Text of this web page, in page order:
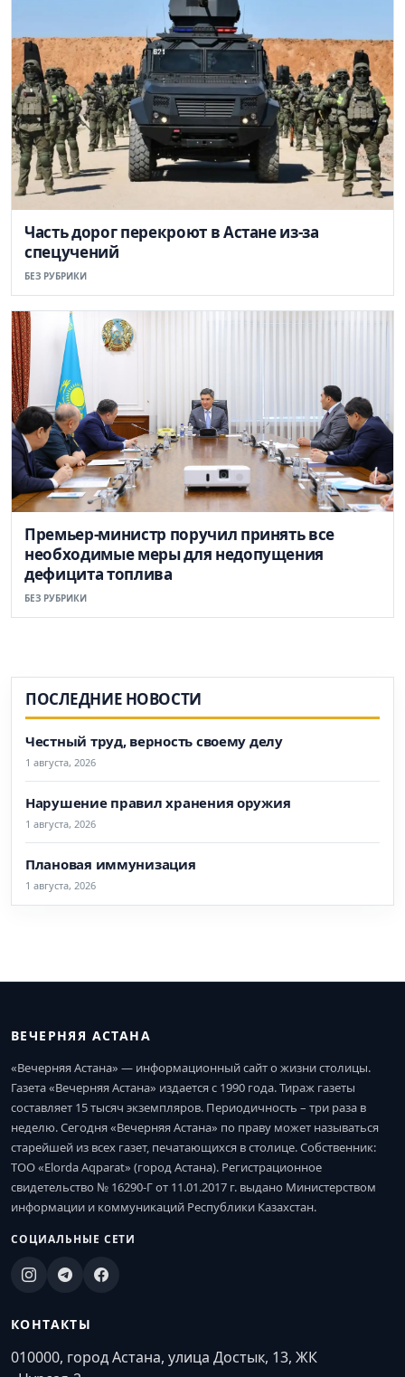
Часть дорог перекроют в Астане из-за
спецучений
БЕЗ РУБРИКИ
Премьер-министр поручил принять все
необходимые меры для недопущения
дефицита топлива
БЕЗ РУБРИКИ
ПОСЛЕДНИЕ НОВОСТИ
Честный труд, верность своему делу
1 августа, 2026
Нарушение правил хранения оружия
1 августа, 2026
Плановая иммунизация
1 августа, 2026
ВЕЧЕРНЯЯ АСТАНА
«Вечерняя Астана» — информационный сайт о жизни столицы.
Газета «Вечерняя Астана» издается с 1990 года. Тираж газеты
составляет 15 тысяч экземпляров. Периодичность – три раза в
неделю. Сегодня «Вечерняя Астана» по праву может называться
старейшей из всех газет, печатающихся в столице. Собственник:
ТОО «Elorda Aqparat» (город Астана). Регистрационное
свидетельство № 16290-Г от 11.01.2017 г. выдано Министерством
информации и коммуникаций Республики Казахстан.
СОЦИАЛЬНЫЕ СЕТИ
КОНТАКТЫ
010000, город Астана, улица Достык, 13, ЖК